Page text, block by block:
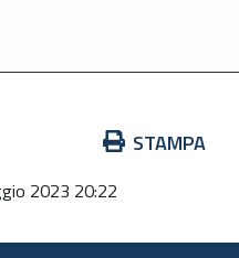
STAMPA
2023 20:22